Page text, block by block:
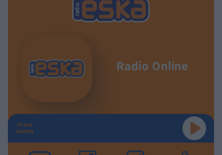
Radio Online
TERAZ
GRAMY